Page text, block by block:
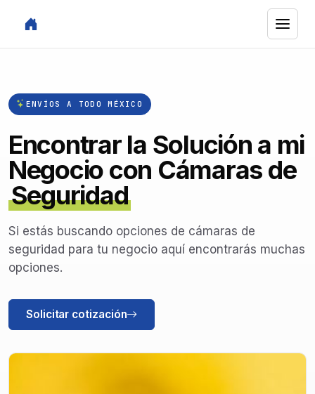
ENVÍOS A TODO MÉXICO
Encontrar la Solución a mi
Negocio con Cámaras de
Seguridad
Si estás buscando opciones de cámaras de
seguridad para tu negocio aquí encontrarás muchas
opciones.
Solicitar cotización